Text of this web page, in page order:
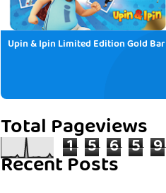
Upin & Ipin Limited Edition Gold Bar
Total Pageviews
1 5 6 5 9
Recent Posts